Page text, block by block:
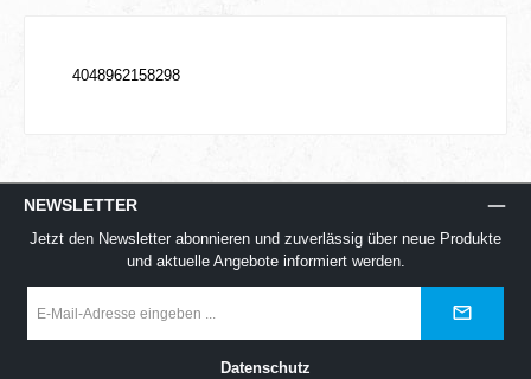
4048962158298
NEWSLETTER
Jetzt den Newsletter abonnieren und zuverlässig über neue Produkte
und aktuelle Angebote informiert werden.
Mail-
Datenschutz